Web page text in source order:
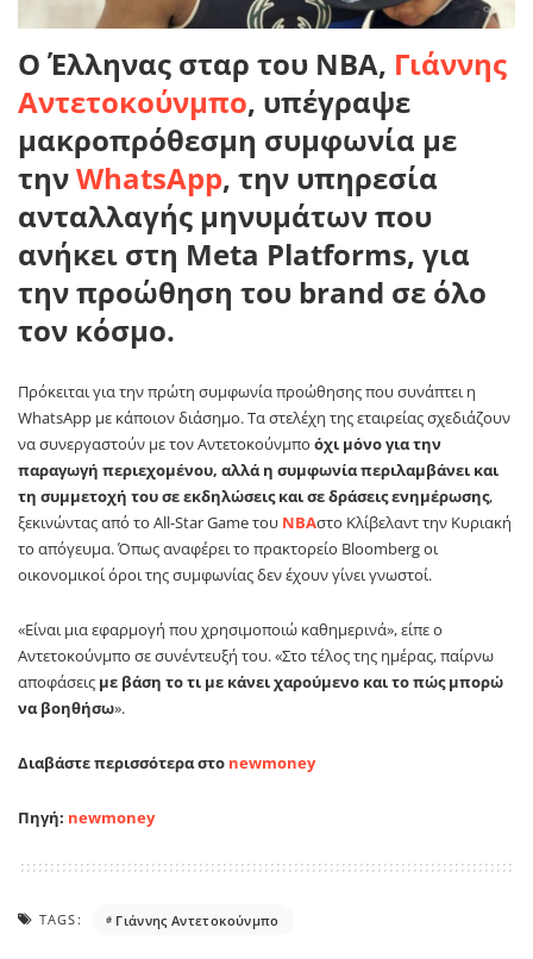
Ο Έλληνας σταρ του NBA, Γιάννης
Αντετοκούνμπο, υπέγραψε
μακροπρόθεσμη συμφωνία με
τηνWhatsApp, την υπηρεσία
ανταλλαγής μηνυμάτων που
ανήκει στη Meta Platforms, για
την προώθηση του brand σε όλο
τον κόσμο.
Πρόκειται για την πρώτη συμφωνία προώθησης που συνάπτει η
WhatsApp με κάποιον διάσημο. Τα στελέχη της εταιρείας σχεδιάζουν
να συνεργαστούν με τον Αντετοκούνμπο όχι μόνο για την
παραγωγή περιεχομένου, αλλά η συμφωνία περιλαμβάνει και
τη συμμετοχή του σε εκδηλώσεις και σε δράσεις ενημέρωσης,
ξεκινώντας από το All-Star Game του NBAστο Κλίβελαντ την Κυριακή
το απόγευμα. Όπως αναφέρει το πρακτορείο Bloomberg oι
οικονομικοί όροι της συμφωνίας δεν έχουν γίνει γνωστοί.
«Είναι μια εφαρμογή που χρησιμοποιώ καθημερινά», είπε ο
Αντετοκούνμπο σε συνέντευξή του. «Στο τέλος της ημέρας, παίρνω
αποφάσεις με βάση το τι με κάνει χαρούμενο και το πώς μπορώ
να βοηθήσω».
Διαβάστε περισσότερα στο newmoney
Πηγή: newmoney
TAGS: Γιάννης Αντετοκούνμπο